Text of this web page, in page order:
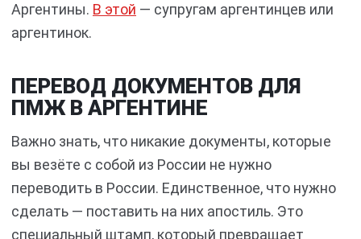
Аргентины. В этой — супругам аргентинцев или
аргентинок.
ПЕРЕВОД ДОКУМЕНТОВ ДЛЯ
ПМЖ В АРГЕНТИНЕ
Важно знать, что никакие документы, которые
вы везёте с собой из России не нужно
переводить в России. Единственное, что нужно
сделать — поставить на них апостиль. Это
специальный штамп, который превращает